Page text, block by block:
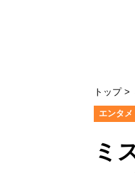
トップ
エンタメ
ミ